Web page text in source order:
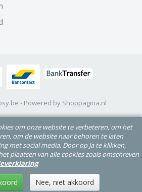
- Powered by Shoppagina.nl
om onze website te verbeteren, om het
om de website naar behoren te laten
met social media. Door op Ja te klikken,
plaatsen van alle cookies zoals omschreven
Nee, niet akkoord